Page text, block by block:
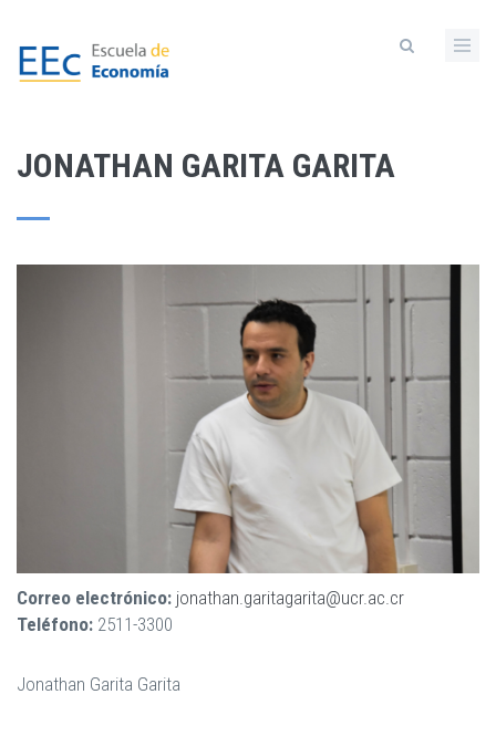
contenido
JONATHAN GARITA GARITA
Correo electrónico: jonathan.garitagarita@ucr.ac.cr
Teléfono: 2511-3300
Jonathan Garita Garita